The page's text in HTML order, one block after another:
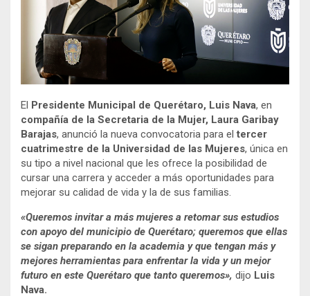
El Presidente Municipal de Querétaro, Luis Nava, en
compañía de la Secretaria de la Mujer, Laura Garibay
Barajas, anunció la nueva convocatoria para eltercer
cuatrimestre de la Universidad de las Mujeres, única en
su tipo a nivel nacional que les ofrece la posibilidad de
cursar una carrera y acceder a más oportunidades para
mejorar su calidad de vida y la de sus familias.
«Queremos invitar a más mujeres a retomar sus estudios
con apoyo del municipio de Querétaro; queremos que ellas
se sigan preparando en la academia y que tengan más y
mejores herramientas para enfrentar la vida y un mejor
futuro en este Querétaro que tanto queremos», dijo Luis
Nava.